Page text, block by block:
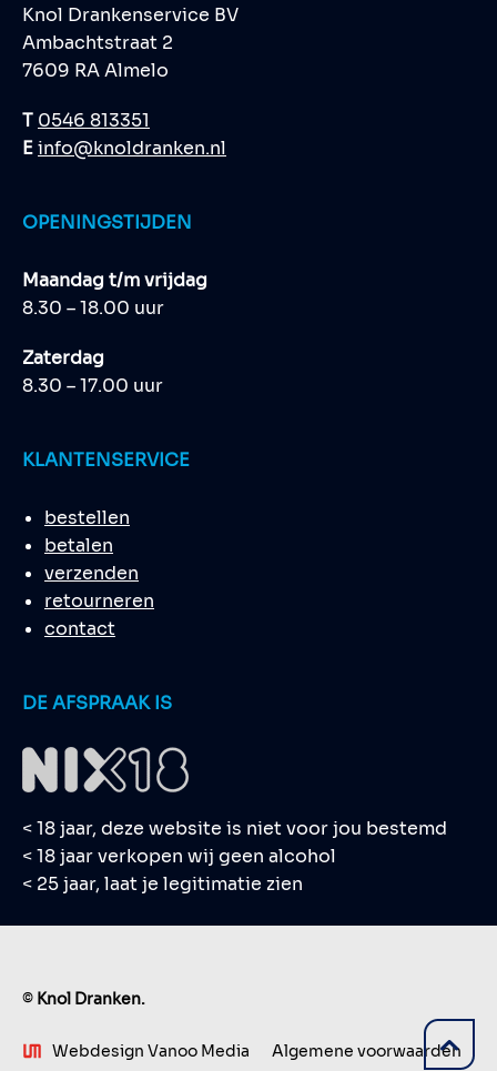
Knol Drankenservice BV
Ambachtstraat 2
7609 RA Almelo
T 0546 813351
Einfo@knoldranken.nl
OPENINGSTIJDEN
Maandag t/m vrijdag
8.30 – 18.00 uur
Zaterdag
8.30 – 17.00 uur
KLANTENSERVICE
bestellen
betalen
verzenden
retourneren
contact
DE AFSPRAAK IS
< 18 jaar, deze website is niet voor jou bestemd
< 18 jaar verkopen wij geen alcohol
< 25 jaar, laat je legitimatie zien
© Knol Dranken.
Webdesign Vanoo Media Algemene voorwaarden